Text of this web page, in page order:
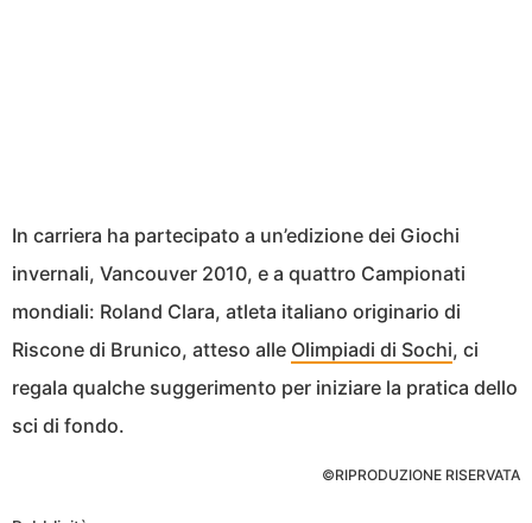
In carriera ha partecipato a un’edizione dei Giochi
invernali, Vancouver 2010, e a quattro Campionati
mondiali: Roland Clara, atleta italiano originario di
Riscone di Brunico, atteso alle Olimpiadi di Sochi, ci
regala qualche suggerimento per iniziare la pratica dello
sci di fondo.
©RIPRODUZIONE RISERVATA